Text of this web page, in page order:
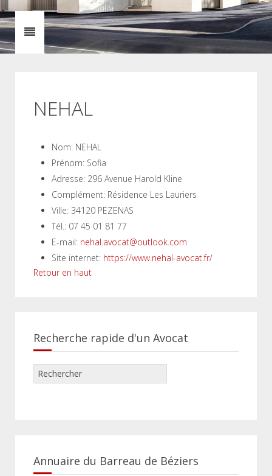
NEHAL
Nom: NEHAL
Prénom: Sofia
Adresse: 296 Avenue Harold Kline
Complément: Résidence Les Lauriers
Ville: 34120 PEZENAS
Tél.: 07 45 01 81 77
E-mail: nehal.avocat@outlook.com
Site internet: https://www.nehal-avocat.fr/
Retour en haut
Recherche rapide d'un Avocat
Annuaire du Barreau de Béziers